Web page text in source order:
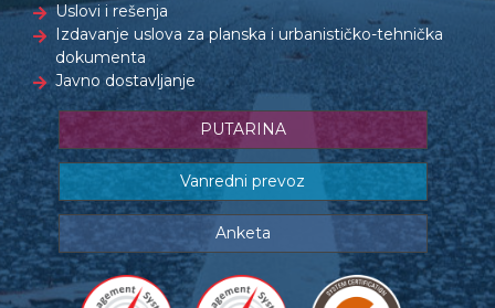
Uslovi i rešenja
Izdavanje uslova za planska i urbanističko-tehnička
dokumenta
Javno dostavljanje
PUTARINA
Vanredni prevoz
Anketa